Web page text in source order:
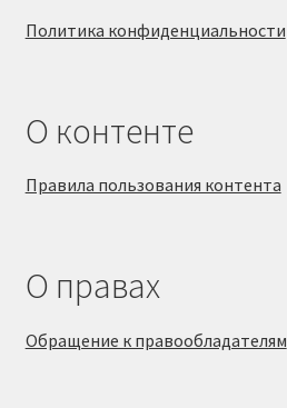
Политика конфиденциальности
О контенте
Правила пользования контента
О правах
Обращение к правообладателям